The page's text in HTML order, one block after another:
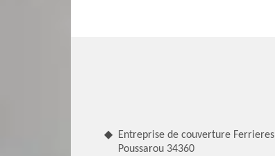
Entreprise de couverture Ferrieres
Poussarou 34360